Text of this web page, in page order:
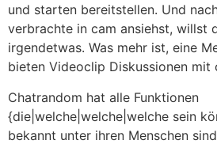
und starten bereitstellen. Und
verbrachte in cam ansiehst, willst
irgendetwas. Was mehr ist, eine
bieten Videoclip Diskussionen mit
Chatrandom hat alle Funktionen
{die|welche|welche|welche sein
bekannt unter ihren Menschen